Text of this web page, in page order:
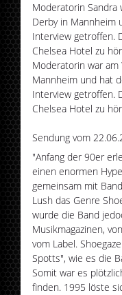
Moderatorin Sandra
Derby in Mannheim
Interview getroffen.
Chelsea Hotel zu
Moderatorin war
Mannheim und hat
Interview getroffen.
Chelsea Hotel zu
Sendung vom
"Anfang der 90er
einen enormen
gemeinsam mit
Lush das Genre
wurde die Band
Musikmagazinen,
vom Label.
Spotts", wie es die
Somit war es
finden. 1995 löste